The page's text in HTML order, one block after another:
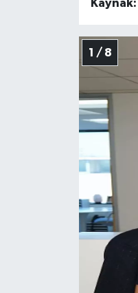
Kaynak:
1 / 8